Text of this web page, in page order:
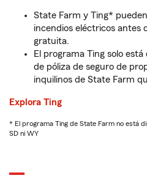
State Farm y Ting*
incendios eléctricos antes
gratuita.
El programa Ting solo
de póliza de seguro de
inquilinos de State Farm
Explora Ting
* El programa Ting de State Farm no está
SD ni WY